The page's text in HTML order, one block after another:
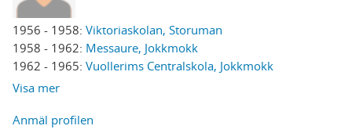
1956 - 1958: Viktoriaskolan, Storuman
1958 - 1962: Messaure, Jokkmokk
1962 - 1965: Vuollerims Centralskola, Jokkmokk
Visa mer
Anmäl profilen